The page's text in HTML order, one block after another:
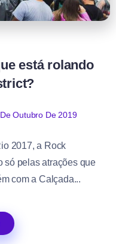
está rolando
Outubro De 2019
2017, a Rock
só pelas atrações que
com a Calçada...